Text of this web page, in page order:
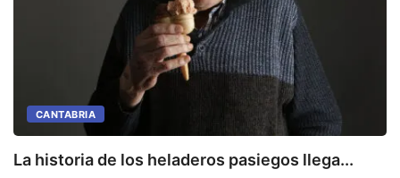
CANTABRIA
La historia de los heladeros pasiegos llega...